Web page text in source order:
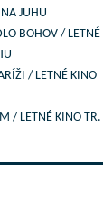
JUHU
BOHOV / LETNÉ
/ LETNÉ KINO
/ LETNÉ KINO TR.